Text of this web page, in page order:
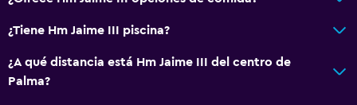
¿Tiene Hm Jaime III piscina?
¿A qué distancia está Hm Jaime III del centro de
Palma?